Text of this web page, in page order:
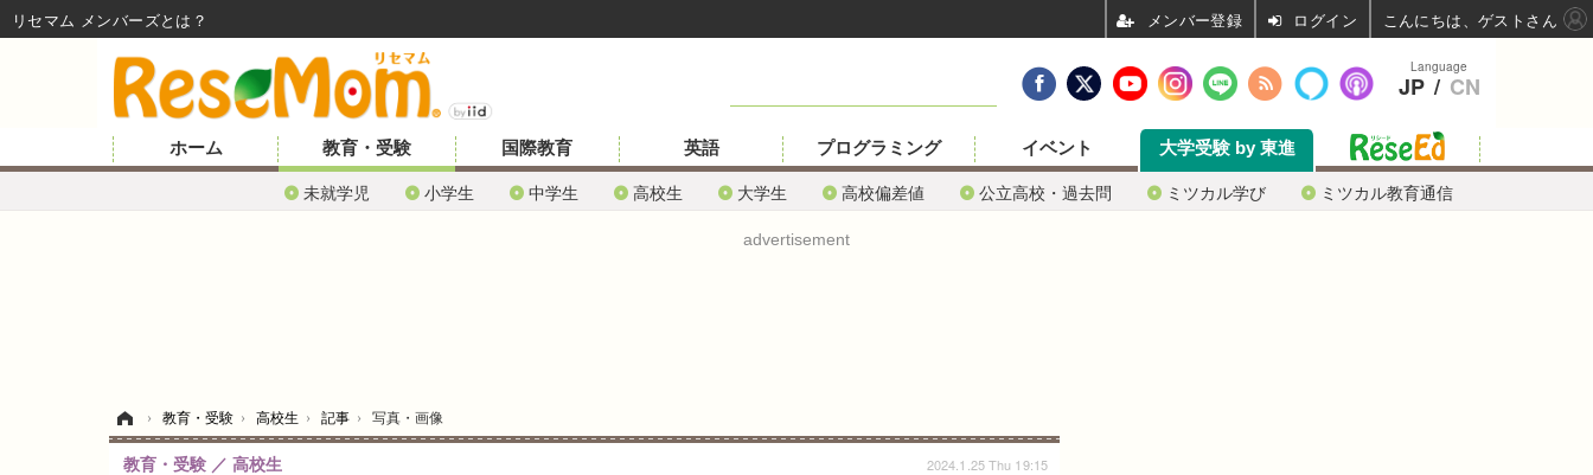
ホーム 教育・受験
未就学児 小学生 中学生 高校生 大学生 高校偏差値 公立高校・過去問 ミツカル学び ミツカル教育通信
国際教育 英語 プログラミング イベント 大学受験 by 東進
advertisement
› 教育・受験 › 高校生 › 記事 › 写真・画像
教育・受験 高校生 2024.1.25 Thu 19:15
Language
JP / CN
リセマム メンバーズ ログイン こんにちは、ゲストさん